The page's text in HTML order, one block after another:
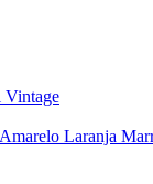
Vintage
Amarelo Laranja